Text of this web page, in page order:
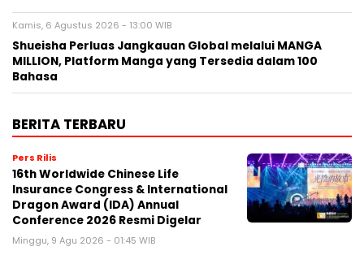
Kamis, 6 Agustus 2026 - 13:00 WIB
Shueisha Perluas Jangkauan Global melalui MANGA
MILLION, Platform Manga yang Tersedia dalam 100
Bahasa
BERITA TERBARU
Pers Rilis
16th Worldwide Chinese Life
Insurance Congress & International
Dragon Award (IDA) Annual
Conference 2026 Resmi Digelar
Minggu, 9 Agu 2026 - 01:45 WIB